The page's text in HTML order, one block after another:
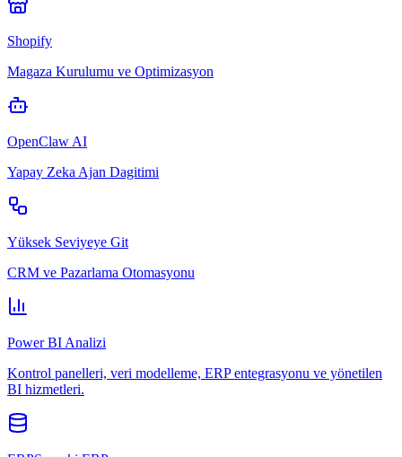
Shopify
Magaza Kurulumu ve Optimizasyon
OpenClaw AI
Yapay Zeka Ajan Dagitimi
Yüksek Seviyeye Git
CRM ve Pazarlama Otomasyonu
Power BI Analizi
Kontrol panelleri, veri modelleme, ERP entegrasyonu ve yönetilen
BI hizmetleri.